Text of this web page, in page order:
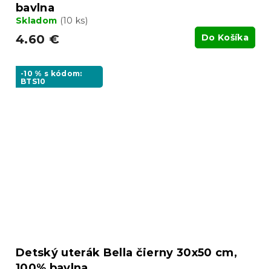
bavlna
Skladom (10 ks)
4.60 € Do Košíka
-10 % s kódom:
BTS10
Detský uterák Bella čierny 30x50 cm,